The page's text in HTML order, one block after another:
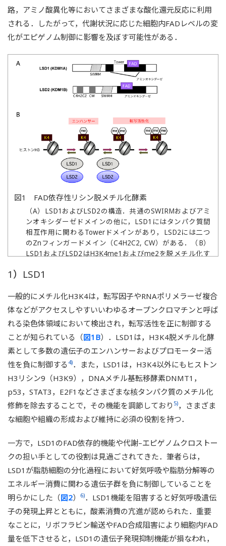
路，アミノ酸異化等においてさまざまな酸化還元反応に利用
される．したがって，代謝状況に応じた細胞内FADレベルの変
化がエピゲノム制御に影響を及ぼす可能性がある．
図1 FAD依存性リシン脱メチル化酵素
（A）LSD1およびLSD2の構造．共通のSWIRMおよびアミ
ンオキシダーゼドメインの他に，LSD1にはタンパク質間
相互作用に関わるTowerドメインがあり，LSD2には二つ
のZnフィンガードメイン（C4H2C2, CW）がある．（B）
LSD1およびLSD2はH3K4me1およびme2を脱メチル化す
1）LSD1
一般的にメチル化H3K4は，転写因子やRNAポリメラーゼ複合
体などがアクセスしやすいいわゆるオープンクロマチンと呼ば
れる染色体領域において検出され，転写活性を正に制御する
ことが知られている（図1B）．LSD1は，H3K4脱メチル化酵
素として多数の遺伝子のエンハンサーおよびプロモーター活
性を負に制御する 4)．また，LSD1は，H3K4以外にもヒストン
H3リシン9（H3K9），DNAメチル基転移酵素DNMT1，
p53，STAT3，E2F1などさまざまな核タンパク質のメチル化
修飾を除去することで，その機能を調節しており 5)，さまざま
な細胞や組織の形成および維持に必須の役割を持つ．
一方で，LSD1のFAD依存的機能や代謝–エピゲノムクロストー
クの担い手としての役割は見過ごされてきた．筆者らは，
LSD1が脂肪細胞の分化過程において好気呼吸や脂肪分解等の
エネルギー消費に関わる遺伝子群を負に制御していることを
明らかにした（図2） 6)．LSD1機能を阻害すると好気呼吸遺伝
子の発現上昇とともに，酸素消費の亢進が認められた．重要
なことに，リボフラビン輸送やFAD合成阻害により細胞内FAD
量を低下させると，LSD1の遺伝子発現抑制機能が損なわれ，